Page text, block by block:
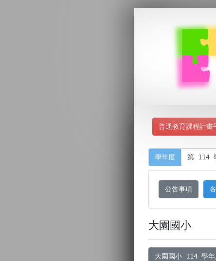
普通教育課程計畫
學年度
公告事項
大園國小
大園國小 114 學年